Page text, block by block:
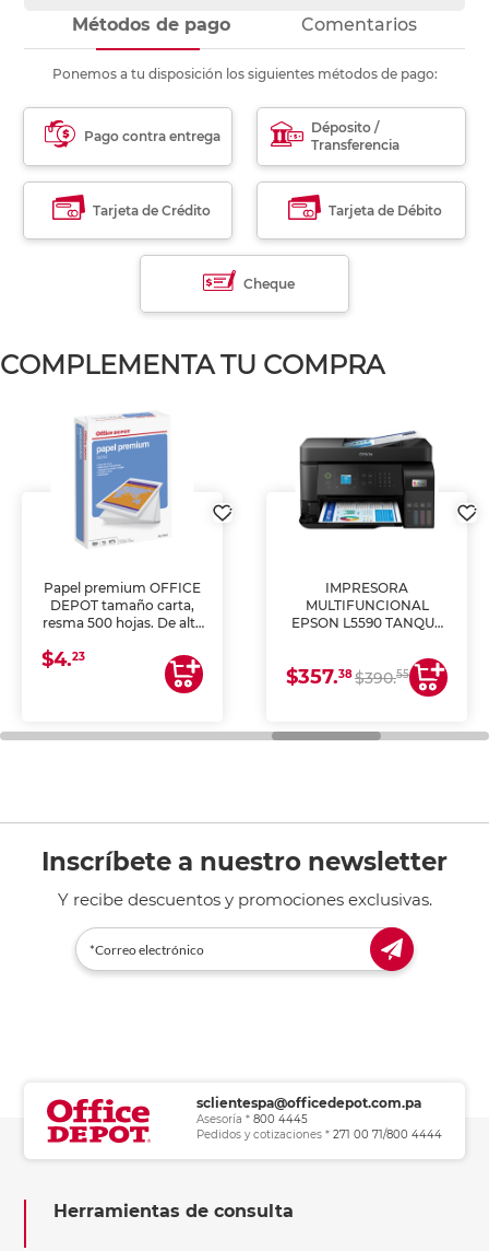
Métodos de pago Comentarios
Ponemos a tu disposición los siguientes métodos de pago:
Pago contra entrega
Déposito /
Transferencia
Tarjeta de Crédito Tarjeta de Débito
Cheque
COMPLEMENTA TU COMPRA
Papel premium OFFICE
DEPOT tamaño carta,
resma 500 hojas. De alta
uniforme, ideal para
impresoras de inyección
de tinta y láser,
general de oficina.
$4.23
IMPRESORA
MULTIFUNCIONAL
EPSON L5590 TANQUE
COPIA Y ESCANEA)
$357.38$390.55
Inscríbete a nuestro newsletter
Y recibe descuentos y promociones exclusivas.
sclientespa@officedepot.com.pa
Asesoría * 800 4445
Pedidos y cotizaciones * 271 00 71/800 4444
Herramientas de consulta